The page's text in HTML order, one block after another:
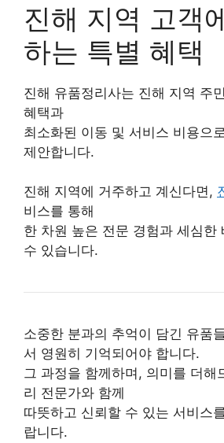
진해 지역 고객
하는 특별 혜택
진해 유품정리사는 진해 지역 주
혜택과
최소화된 이동 및 서비스 비용으
제안합니다.
진해 지역에 거주하고 계신다면,
비스를 통해
한 차원 높은 전문 경험과 세심한
수 있습니다.
소중한 분과의 추억이 담긴 유품
서 영원히 기억되어야 합니다.
그 과정을 함께하며, 의미를 더해
리 전문가와 함께
따뜻하고 신뢰할 수 있는 서비스
랍니다.